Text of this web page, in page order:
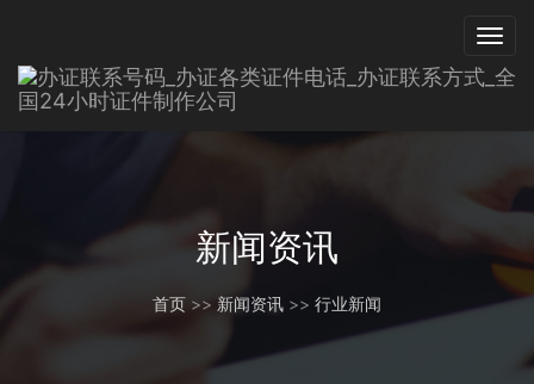
新闻资讯
首页 >> 新闻资讯 >> 行业新闻